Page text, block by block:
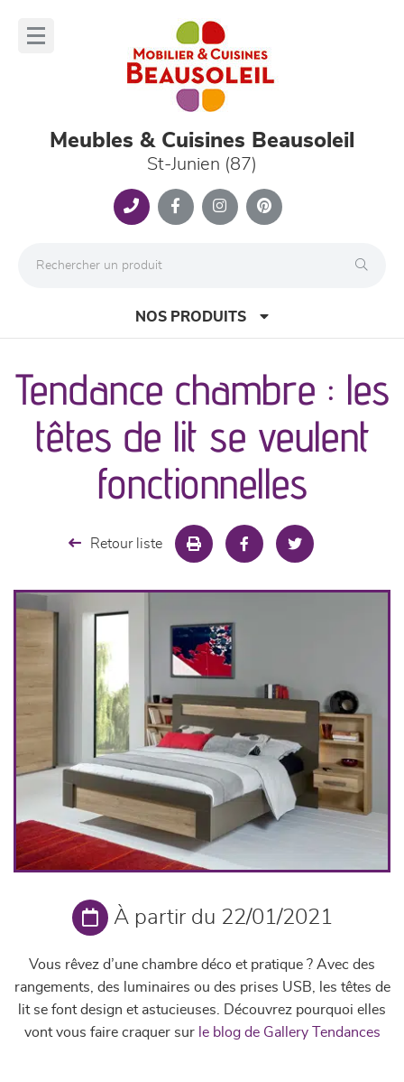
Meubles & Cuisines Beausoleil
St-Junien (87)
NOS PRODUITS
canapés et fauteuils
séjours
chambres et dressing
literie
cuisine & sur-mesure
décoration
Tendance chambre : les
têtes de lit se veulent
fonctionnelles
Retour liste
À partir du 22/01/2021
Vous rêvez d’une chambre déco et pratique ? Avec des
rangements, des luminaires ou des prises USB, les têtes de
lit se font design et astucieuses. Découvrez pourquoi elles
vont vous faire craquer sur le blog de Gallery Tendances